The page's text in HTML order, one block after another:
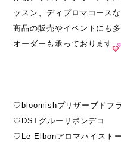
ッスン、ディプロマコース
商品の販売やイベントにも
オーダーも承っております
♡bloomishプリザーブドフ
♡DSTグルーリボンデコ
♡Le Elbonアロマハイスト